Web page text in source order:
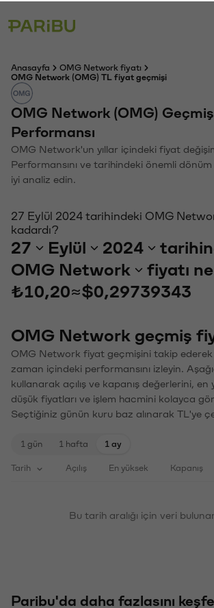
Anasayfa
OMG Network fiyatı
OMG Network (OMG) TL fiyat geçmişi
OMG Network (OMG)
Performansı
OMG Network'un yıllar içindeki fiyat
Performansını ve tarihindeki önemli dönüm
iyi analiz edin.
27 Eylül 2024 tarihindeki OMG
kadardı?
27 Eylül 2024
OMG Network
fiyatı
₺10,20≈$0,29739343
OMG Network geçmiş
OMG Network fiyat geçmişini takip ederek
zaman içindeki performansını izleyin.
kullanarak açılış ve kapanış değerlerini, en
düşük fiyatları ve işlem hacmini kolayca
Seçtiğiniz günün kuru baz alınarak TL'ye
1 gün 1 hafta 1 ay
Tarih Açılış En yüksek Kapanış
Bu tarih aralığı için veri
Paribu'da daha fazlasını